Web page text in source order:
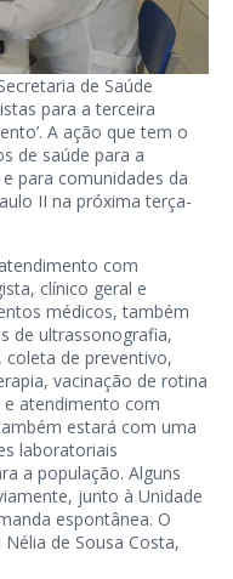
de Saúde
para a terceira
A ação que tem o
de saúde para a
para comunidades da
II na próxima terça-
com
clínico geral e
médicos, também
de ultrassonografia,
de preventivo,
vacinação de rotina
e atendimento com
estará com uma
laboratoriais
a população. Alguns
junto à Unidade
espontânea. O
Nélia de Sousa Costa,